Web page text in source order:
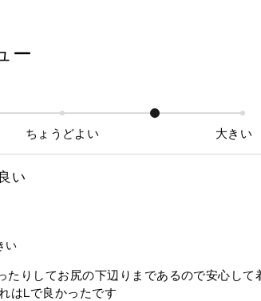
ー
ちょうどよい 大きい
い
い
りしてお尻の下辺りまであるので安心して
はLで良かったです